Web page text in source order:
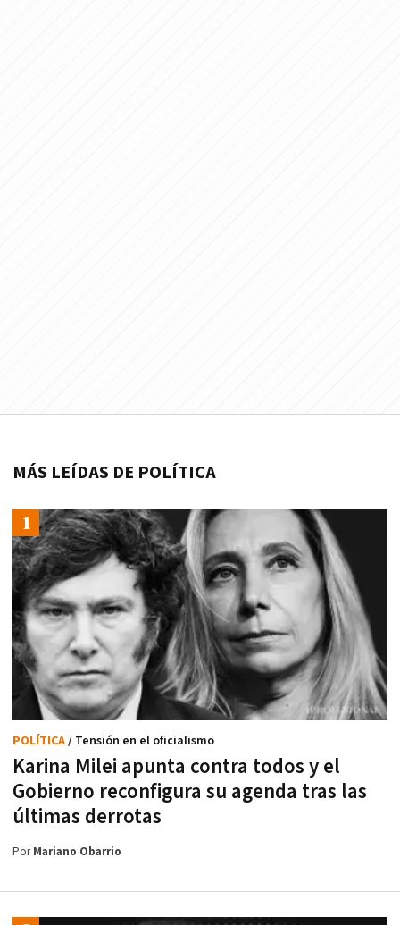
MÁS LEÍDAS DE POLÍTICA
Karina Milei apunta contra todos y el
Gobierno reconfigura su agenda tras las
últimas derrotas
POLÍTICA/ Tensión en el oficialismo
PorMariano Obarrio